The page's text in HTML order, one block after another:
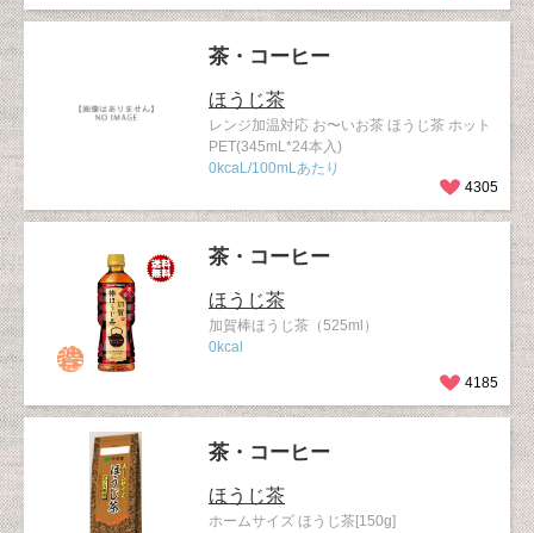
茶・コーヒー
ほうじ茶
レンジ加温対応 お〜いお茶 ほうじ茶 ホット
PET(345mL*24本入)
0kcaL/100mLあたり
4305
茶・コーヒー
ほうじ茶
加賀棒ほうじ茶（525ml）
0kcal
4185
茶・コーヒー
ほうじ茶
ホームサイズ ほうじ茶[150g]